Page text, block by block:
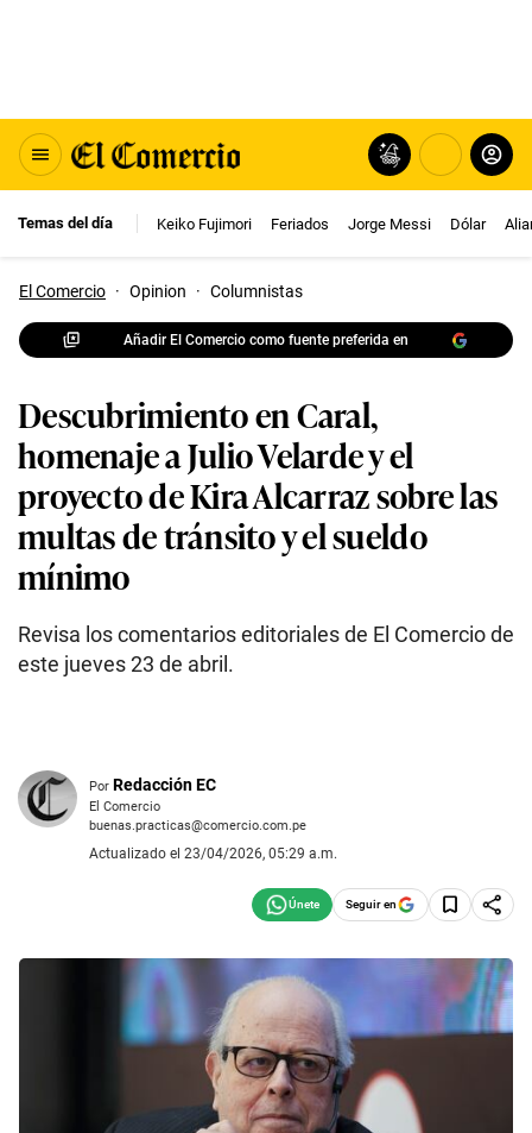
Temas del día Keiko Fujimori Feriados Jorge Messi Dólar
El Comercio · Opinion · Columnistas
Añadir El Comercio como fuente preferida en
Descubrimiento en Caral,
homenaje a Julio Velarde y el
proyecto de Kira Alcarraz sobre las
multas de tránsito y el sueldo
mínimo
Revisa los comentarios editoriales de El Comercio de
este jueves 23 de abril.
Por Redacción EC
El Comercio
buenas.practicas@comercio.com.pe
Actualizado el 23/04/2026, 05:29 a.m.
Seguir en